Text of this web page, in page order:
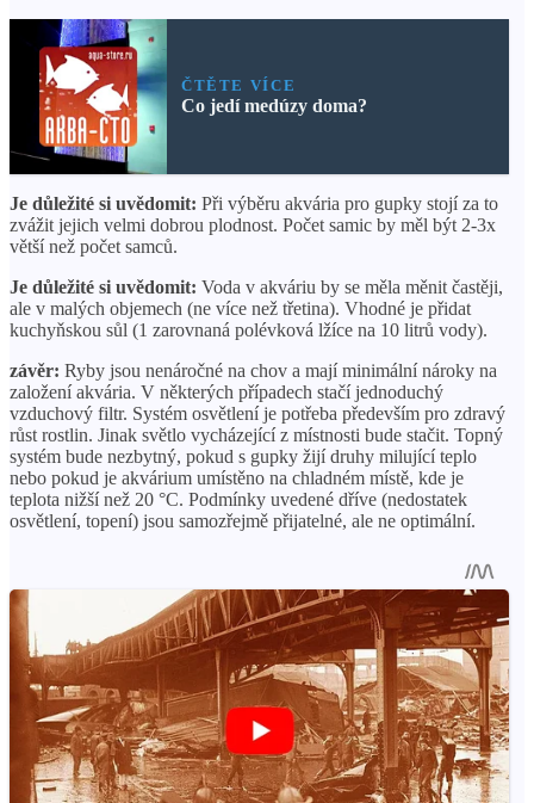
ČTĚTE VÍCE
Co jedí medúzy doma?
Je důležité si uvědomit: Při výběru akvária pro gupky stojí za to
zvážit jejich velmi dobrou plodnost. Počet samic by měl být 2-3x
větší než počet samců.
Je důležité si uvědomit: Voda v akváriu by se měla měnit častěji,
ale v malých objemech (ne více než třetina). Vhodné je přidat
kuchyňskou sůl (1 zarovnaná polévková lžíce na 10 litrů vody).
závěr: Ryby jsou nenáročné na chov a mají minimální nároky na
založení akvária. V některých případech stačí jednoduchý
vzduchový filtr. Systém osvětlení je potřeba především pro zdravý
růst rostlin. Jinak světlo vycházející z místnosti bude stačit. Topný
systém bude nezbytný, pokud s gupky žijí druhy milující teplo
nebo pokud je akvárium umístěno na chladném místě, kde je
teplota nižší než 20 °C. Podmínky uvedené dříve (nedostatek
osvětlení, topení) jsou samozřejmě přijatelné, ale ne optimální.